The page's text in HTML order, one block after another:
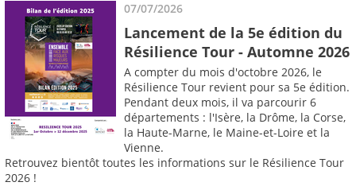
07/07/2026
Lancement de la 5e édition du
Résilience Tour - Automne 2026
A compter du mois d'octobre 2026, le
Résilience Tour revient pour sa 5e édition.
Pendant deux mois, il va parcourir 6
départements : l'Isère, la Drôme, la Corse,
la Haute-Marne, le Maine-et-Loire et la
Vienne.
Retrouvez bientôt toutes les informations sur le Résilience Tour
2026 !